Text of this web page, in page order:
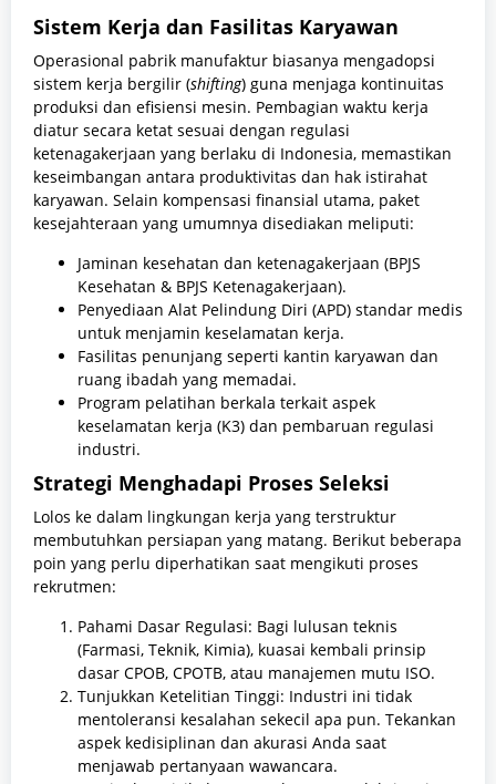
Sistem Kerja dan Fasilitas Karyawan
Operasional pabrik manufaktur biasanya mengadopsi
sistem kerja bergilir (shifting) guna menjaga kontinuitas
produksi dan efisiensi mesin. Pembagian waktu kerja
diatur secara ketat sesuai dengan regulasi
ketenagakerjaan yang berlaku di Indonesia, memastikan
keseimbangan antara produktivitas dan hak istirahat
karyawan. Selain kompensasi finansial utama, paket
kesejahteraan yang umumnya disediakan meliputi:
Jaminan kesehatan dan ketenagakerjaan (BPJS
Kesehatan & BPJS Ketenagakerjaan).
Penyediaan Alat Pelindung Diri (APD) standar medis
untuk menjamin keselamatan kerja.
Fasilitas penunjang seperti kantin karyawan dan
ruang ibadah yang memadai.
Program pelatihan berkala terkait aspek
keselamatan kerja (K3) dan pembaruan regulasi
industri.
Strategi Menghadapi Proses Seleksi
Lolos ke dalam lingkungan kerja yang terstruktur
membutuhkan persiapan yang matang. Berikut beberapa
poin yang perlu diperhatikan saat mengikuti proses
rekrutmen:
Pahami Dasar Regulasi: Bagi lulusan teknis
(Farmasi, Teknik, Kimia), kuasai kembali prinsip
dasar CPOB, CPOTB, atau manajemen mutu ISO.
Tunjukkan Ketelitian Tinggi: Industri ini tidak
mentoleransi kesalahan sekecil apa pun. Tekankan
aspek kedisiplinan dan akurasi Anda saat
menjawab pertanyaan wawancara.